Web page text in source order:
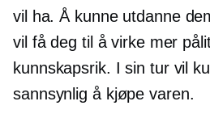
vil ha. Å kunne utdanne
vil få deg til å virke mer
kunnskapsrik. I sin tur vil
sannsynlig å kjøpe varen.